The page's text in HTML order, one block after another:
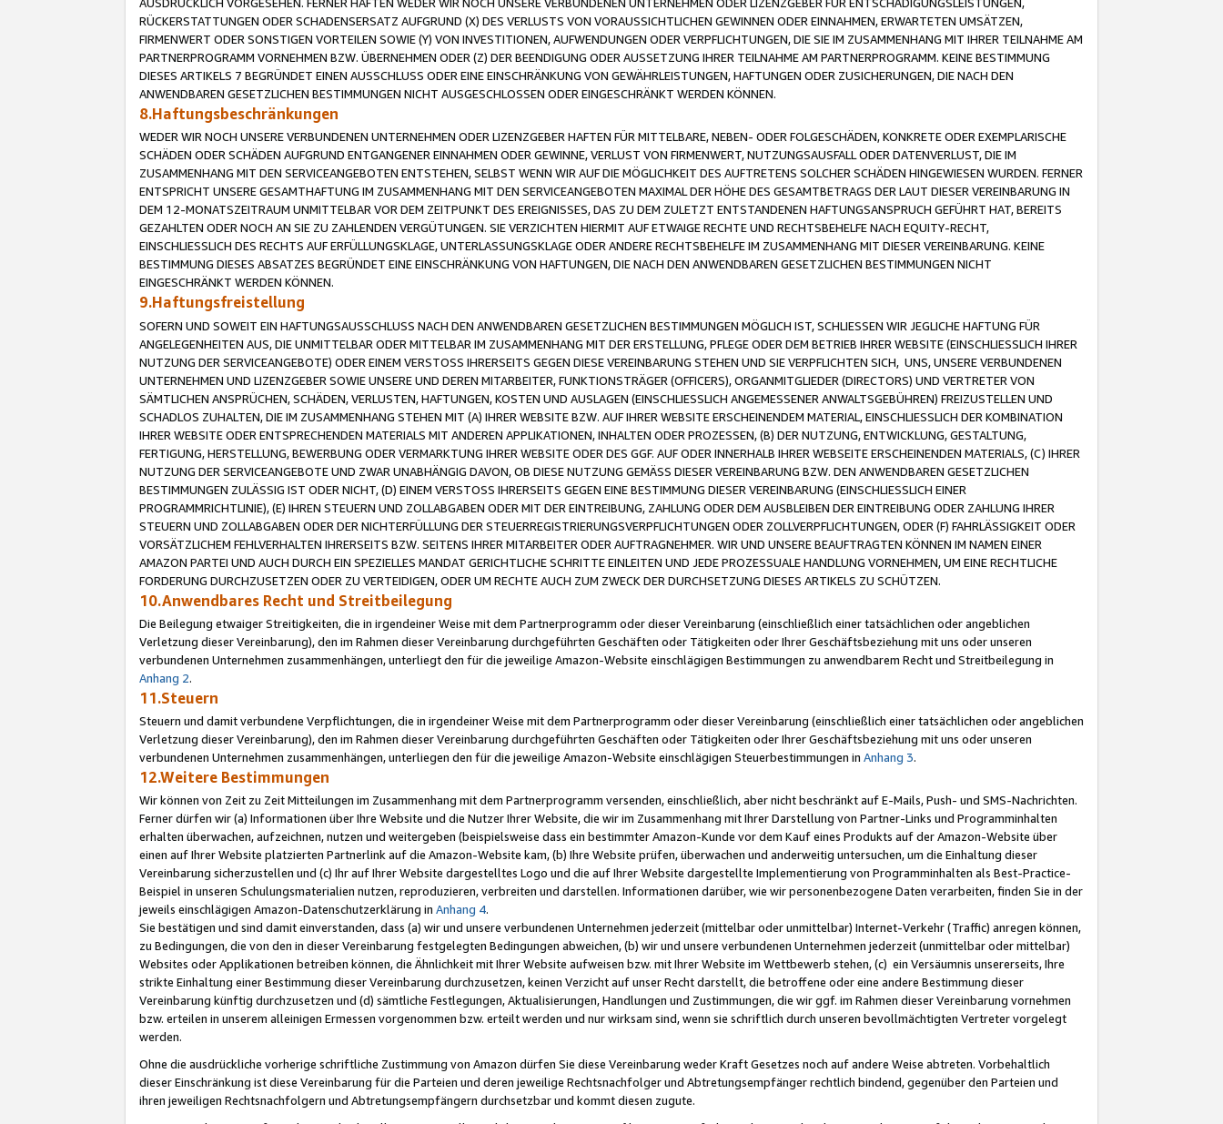
RÜCKERSTATTUNGEN ODER SCHADENSERSATZ AUFGRUND (X) DES VERLUSTS VON VORAUSSICHTLICHEN GEWINNEN ODER EINNAHMEN, ERWARTETEN UMSÄTZEN,
FIRMENWERT ODER SONSTIGEN VORTEILEN SOWIE (Y) VON INVESTITIONEN, AUFWENDUNGEN ODER VERPFLICHTUNGEN, DIE SIE IM ZUSAMMENHANG MIT IHRER TEILNAHME AM
PARTNERPROGRAMM VORNEHMEN BZW. ÜBERNEHMEN ODER (Z) DER BEENDIGUNG ODER AUSSETZUNG IHRER TEILNAHME AM PARTNERPROGRAMM. KEINE BESTIMMUNG
DIESES ARTIKELS 7 BEGRÜNDET EINEN AUSSCHLUSS ODER EINE EINSCHRÄNKUNG VON GEWÄHRLEISTUNGEN, HAFTUNGEN ODER ZUSICHERUNGEN, DIE NACH DEN
ANWENDBAREN GESETZLICHEN BESTIMMUNGEN NICHT AUSGESCHLOSSEN ODER EINGESCHRÄNKT WERDEN KÖNNEN.
8.Haftungsbeschränkungen
WEDER WIR NOCH UNSERE VERBUNDENEN UNTERNEHMEN ODER LIZENZGEBER HAFTEN FÜR MITTELBARE, NEBEN- ODER FOLGESCHÄDEN, KONKRETE ODER EXEMPLARISCHE
SCHÄDEN ODER SCHÄDEN AUFGRUND ENTGANGENER EINNAHMEN ODER GEWINNE, VERLUST VON FIRMENWERT, NUTZUNGSAUSFALL ODER DATENVERLUST, DIE IM
ZUSAMMENHANG MIT DEN SERVICEANGEBOTEN ENTSTEHEN, SELBST WENN WIR AUF DIE MÖGLICHKEIT DES AUFTRETENS SOLCHER SCHÄDEN HINGEWIESEN WURDEN. FERNER
ENTSPRICHT UNSERE GESAMTHAFTUNG IM ZUSAMMENHANG MIT DEN SERVICEANGEBOTEN MAXIMAL DER HÖHE DES GESAMTBETRAGS DER LAUT DIESER VEREINBARUNG IN
DEM 12-MONATSZEITRAUM UNMITTELBAR VOR DEM ZEITPUNKT DES EREIGNISSES, DAS ZU DEM ZULETZT ENTSTANDENEN HAFTUNGSANSPRUCH GEFÜHRT HAT, BEREITS
GEZAHLTEN ODER NOCH AN SIE ZU ZAHLENDEN VERGÜTUNGEN. SIE VERZICHTEN HIERMIT AUF ETWAIGE RECHTE UND RECHTSBEHELFE NACH EQUITY-RECHT,
EINSCHLIESSLICH DES RECHTS AUF ERFÜLLUNGSKLAGE, UNTERLASSUNGSKLAGE ODER ANDERE RECHTSBEHELFE IM ZUSAMMENHANG MIT DIESER VEREINBARUNG. KEINE
BESTIMMUNG DIESES ABSATZES BEGRÜNDET EINE EINSCHRÄNKUNG VON HAFTUNGEN, DIE NACH DEN ANWENDBAREN GESETZLICHEN BESTIMMUNGEN NICHT
EINGESCHRÄNKT WERDEN KÖNNEN.
9.Haftungsfreistellung
SOFERN UND SOWEIT EIN HAFTUNGSAUSSCHLUSS NACH DEN ANWENDBAREN GESETZLICHEN BESTIMMUNGEN MÖGLICH IST, SCHLIESSEN WIR JEGLICHE HAFTUNG FÜR
ANGELEGENHEITEN AUS, DIE UNMITTELBAR ODER MITTELBAR IM ZUSAMMENHANG MIT DER ERSTELLUNG, PFLEGE ODER DEM BETRIEB IHRER WEBSITE (EINSCHLIESSLICH IHRER
NUTZUNG DER SERVICEANGEBOTE) ODER EINEM VERSTOSS IHRERSEITS GEGEN DIESE VEREINBARUNG STEHEN UND SIE VERPFLICHTEN SICH, UNS, UNSERE VERBUNDENEN
UNTERNEHMEN UND LIZENZGEBER SOWIE UNSERE UND DEREN MITARBEITER, FUNKTIONSTRÄGER (OFFICERS), ORGANMITGLIEDER (DIRECTORS) UND VERTRETER VON
SÄMTLICHEN ANSPRÜCHEN, SCHÄDEN, VERLUSTEN, HAFTUNGEN, KOSTEN UND AUSLAGEN (EINSCHLIESSLICH ANGEMESSENER ANWALTSGEBÜHREN) FREIZUSTELLEN UND
SCHADLOS ZUHALTEN, DIE IM ZUSAMMENHANG STEHEN MIT (A) IHRER WEBSITE BZW. AUF IHRER WEBSITE ERSCHEINENDEM MATERIAL, EINSCHLIESSLICH DER KOMBINATION
IHRER WEBSITE ODER ENTSPRECHENDEN MATERIALS MIT ANDEREN APPLIKATIONEN, INHALTEN ODER PROZESSEN, (B) DER NUTZUNG, ENTWICKLUNG, GESTALTUNG,
FERTIGUNG, HERSTELLUNG, BEWERBUNG ODER VERMARKTUNG IHRER WEBSITE ODER DES GGF. AUF ODER INNERHALB IHRER WEBSEITE ERSCHEINENDEN MATERIALS, (C) IHRER
NUTZUNG DER SERVICEANGEBOTE UND ZWAR UNABHÄNGIG DAVON, OB DIESE NUTZUNG GEMÄSS DIESER VEREINBARUNG BZW. DEN ANWENDBAREN GESETZLICHEN
BESTIMMUNGEN ZULÄSSIG IST ODER NICHT, (D) EINEM VERSTOSS IHRERSEITS GEGEN EINE BESTIMMUNG DIESER VEREINBARUNG (EINSCHLIESSLICH EINER
PROGRAMMRICHTLINIE), (E) IHREN STEUERN UND ZOLLABGABEN ODER MIT DER EINTREIBUNG, ZAHLUNG ODER DEM AUSBLEIBEN DER EINTREIBUNG ODER ZAHLUNG IHRER
STEUERN UND ZOLLABGABEN ODER DER NICHTERFÜLLUNG DER STEUERREGISTRIERUNGSVERPFLICHTUNGEN ODER ZOLLVERPFLICHTUNGEN, ODER (F) FAHRLÄSSIGKEIT ODER
VORSÄTZLICHEM FEHLVERHALTEN IHRERSEITS BZW. SEITENS IHRER MITARBEITER ODER AUFTRAGNEHMER. WIR UND UNSERE BEAUFTRAGTEN KÖNNEN IM NAMEN EINER
AMAZON PARTEI UND AUCH DURCH EIN SPEZIELLES MANDAT GERICHTLICHE SCHRITTE EINLEITEN UND JEDE PROZESSUALE HANDLUNG VORNEHMEN, UM EINE RECHTLICHE
FORDERUNG DURCHZUSETZEN ODER ZU VERTEIDIGEN, ODER UM RECHTE AUCH ZUM ZWECK DER DURCHSETZUNG DIESES ARTIKELS ZU SCHÜTZEN.
10.Anwendbares Recht und Streitbeilegung
Die Beilegung etwaiger Streitigkeiten, die in irgendeiner Weise mit dem Partnerprogramm oder dieser Vereinbarung (einschließlich einer tatsächlichen oder angeblichen
Verletzung dieser Vereinbarung), den im Rahmen dieser Vereinbarung durchgeführten Geschäften oder Tätigkeiten oder Ihrer Geschäftsbeziehung mit uns oder unseren
verbundenen Unternehmen zusammenhängen, unterliegt den für die jeweilige Amazon-Website einschlägigen Bestimmungen zu anwendbarem Recht und Streitbeilegung in
Anhang 2.
11.Steuern
Steuern und damit verbundene Verpflichtungen, die in irgendeiner Weise mit dem Partnerprogramm oder dieser Vereinbarung (einschließlich einer tatsächlichen oder angeblichen
Verletzung dieser Vereinbarung), den im Rahmen dieser Vereinbarung durchgeführten Geschäften oder Tätigkeiten oder Ihrer Geschäftsbeziehung mit uns oder unseren
verbundenen Unternehmen zusammenhängen, unterliegen den für die jeweilige Amazon-Website einschlägigen Steuerbestimmungen in Anhang 3.
12.Weitere Bestimmungen
Wir können von Zeit zu Zeit Mitteilungen im Zusammenhang mit dem Partnerprogramm versenden, einschließlich, aber nicht beschränkt auf E-Mails, Push- und SMS-Nachrichten.
Ferner dürfen wir (a) Informationen über Ihre Website und die Nutzer Ihrer Website, die wir im Zusammenhang mit Ihrer Darstellung von Partner-Links und Programminhalten
erhalten überwachen, aufzeichnen, nutzen und weitergeben (beispielsweise dass ein bestimmter Amazon-Kunde vor dem Kauf eines Produkts auf der Amazon-Website über
einen auf Ihrer Website platzierten Partnerlink auf die Amazon-Website kam, (b) Ihre Website prüfen, überwachen und anderweitig untersuchen, um die Einhaltung dieser
Vereinbarung sicherzustellen und (c) Ihr auf Ihrer Website dargestelltes Logo und die auf Ihrer Website dargestellte Implementierung von Programminhalten als Best-Practice-
Beispiel in unseren Schulungsmaterialien nutzen, reproduzieren, verbreiten und darstellen. Informationen darüber, wie wir personenbezogene Daten verarbeiten, finden Sie in der
jeweils einschlägigen Amazon-Datenschutzerklärung in Anhang 4.
Sie bestätigen und sind damit einverstanden, dass (a) wir und unsere verbundenen Unternehmen jederzeit (mittelbar oder unmittelbar) Internet-Verkehr (Traffic) anregen können,
zu Bedingungen, die von den in dieser Vereinbarung festgelegten Bedingungen abweichen, (b) wir und unsere verbundenen Unternehmen jederzeit (unmittelbar oder mittelbar)
Websites oder Applikationen betreiben können, die Ähnlichkeit mit Ihrer Website aufweisen bzw. mit Ihrer Website im Wettbewerb stehen, (c) ein Versäumnis unsererseits, Ihre
strikte Einhaltung einer Bestimmung dieser Vereinbarung durchzusetzen, keinen Verzicht auf unser Recht darstellt, die betroffene oder eine andere Bestimmung dieser
Vereinbarung künftig durchzusetzen und (d) sämtliche Festlegungen, Aktualisierungen, Handlungen und Zustimmungen, die wir ggf. im Rahmen dieser Vereinbarung vornehmen
bzw. erteilen in unserem alleinigen Ermessen vorgenommen bzw. erteilt werden und nur wirksam sind, wenn sie schriftlich durch unseren bevollmächtigten Vertreter vorgelegt
werden.
Ohne die ausdrückliche vorherige schriftliche Zustimmung von Amazon dürfen Sie diese Vereinbarung weder Kraft Gesetzes noch auf andere Weise abtreten. Vorbehaltlich
dieser Einschränkung ist diese Vereinbarung für die Parteien und deren jeweilige Rechtsnachfolger und Abtretungsempfänger rechtlich bindend, gegenüber den Parteien und
ihren jeweiligen Rechtsnachfolgern und Abtretungsempfängern durchsetzbar und kommt diesen zugute.